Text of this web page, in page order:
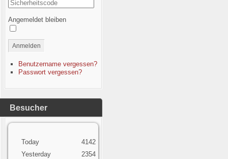
Angemeldet bleiben
Anmelden
Benutzername vergessen?
Passwort vergessen?
Besucher
Today
Yesterday
4142
2354